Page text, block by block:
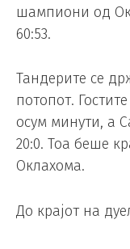
шампиони од
60:53.
Тандерите се
потопот.
осум минути, а
20:0. Тоа беше
Оклахома.
До крајот на